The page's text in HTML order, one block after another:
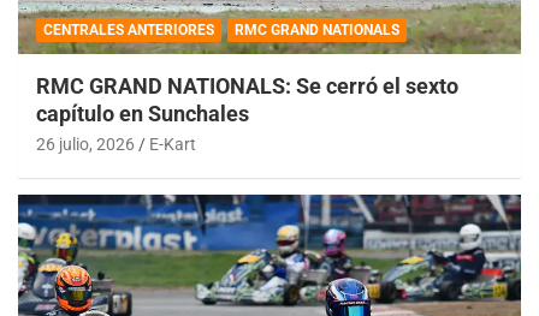
CENTRALES ANTERIORES RMC GRAND NATIONALS
RMC GRAND NATIONALS: Se cerró el sexto
capítulo en Sunchales
26 julio, 2026 E-Kart